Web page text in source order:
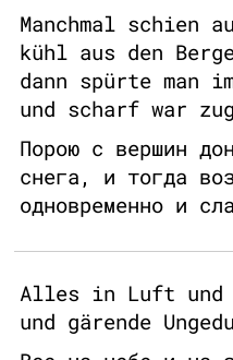
Manchmal schien
kühl aus den
dann spürte man
und scharf war
Порою с вершин
снега, и тогда
одновременно и
Alles in Luft und
und gärende